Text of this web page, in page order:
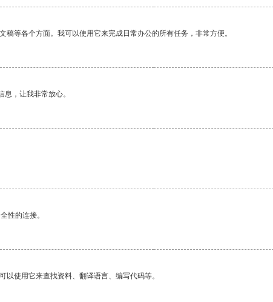
等各个方面。我可以使用它来完成日常办公的所有任务，非常方便。
，让我非常放心。
性的连接。
使用它来查找资料、翻译语言、编写代码等。